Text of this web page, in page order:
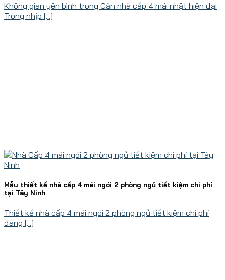
Không gian yên bình trong Căn nhà cấp 4 mái nhật hiện đại
Trong nhịp [...]
Mẫu thiết kế nhà cấp 4 mái ngói 2 phòng ngủ tiết kiệm chi phí
tại Tây Ninh
Thiết kế nhà cấp 4 mái ngói 2 phòng ngủ tiết kiệm chi phí
đang [...]